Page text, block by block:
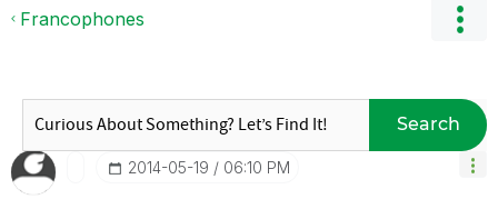
Francophones
Search
‎2014-05-19 06:10 PM